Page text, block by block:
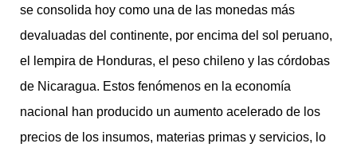
se consolida hoy como una de las monedas más
devaluadas del continente, por encima del sol peruano,
el lempira de Honduras, el peso chileno y las córdobas
de Nicaragua. Estos fenómenos en la economía
nacional han producido un aumento acelerado de los
precios de los insumos, materias primas y servicios, lo